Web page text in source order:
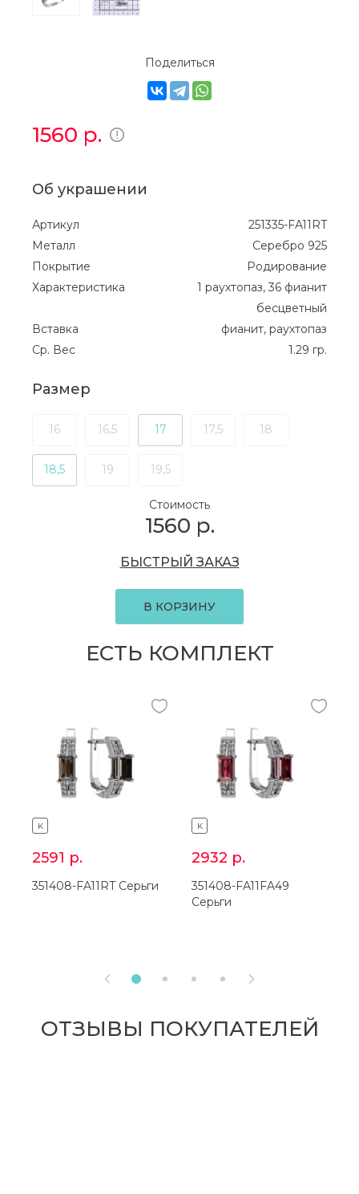
Поделиться
1560 р.
Об украшении
Артикул
251335-FA11RT
Металл
Серебро 925
Покрытие
Родирование
Характеристика
1 раухтопаз, 36 фианит
бесцветный
Вставка
фианит, раухтопаз
Ср. Вес
1.29 гр.
Размер
16 16,5 17 17,5 18
18,5 19 19,5
Стоимость
1560 р.
БЫСТРЫЙ ЗАКАЗ
В КОРЗИНУ
ЕСТЬ КОМПЛЕКТ
K
2591 р.
351408-FA11RT Серьги
K
2932 р.
351408-FA11FA49
Серьги
 
ОТЗЫВЫ ПОКУПАТЕЛЕЙ